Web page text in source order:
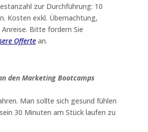
zur Durchführung: 10
Kosten exkl. Übernachtung,
Bitte fordern Sie
Offertean.
den Marketing Bootcamps
Man sollte sich gesund fühlen
30 Minuten am Stück laufen zu